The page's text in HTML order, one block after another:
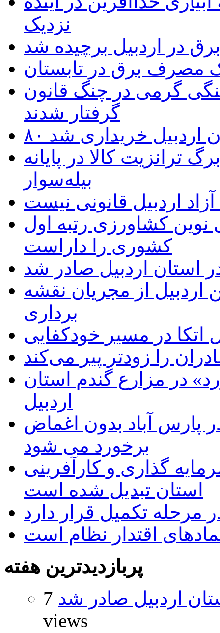
نزدیک
مصرف برق در تابستان
گرمی در چنگ قانون
گرفتار شدند
اردبیل خریداری شد
کالا در پایانه
بیله‌سوار
اردبیل قانونی نیست
نوین کشاورزی رتبه اول
کشوری را داراست
استان اردبیل صادر شد
از مجریان نقشه
برداری
در مسیر خودکفایی
را زودتر پیر می‌کند
در مزارع گندم استان
اردبیل
پارس آباد بدون اغماض
برخورد می شود
گذاری و کارآفرینی
استان تبدیل شده است
مرحله تکمیل قرار دارد
اقتدار نظام است
پربازدیدترین هفته
اردبیل صادر شد 7
views